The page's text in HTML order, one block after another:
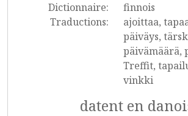
Dictionnaire:
finnois
Traductions:
ajoittaa,
päiväys,
päivämäärä,
Treffit,
vinkki
datent en